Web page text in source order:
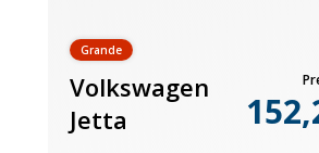
Grande
Volkswagen
Jetta